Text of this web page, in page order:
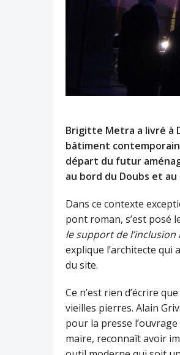
Brigitte Metra a livré à
bâtiment
départ du futur
au bord du Doubs et
Dans ce contexte
pont roman, s’est posé
le support de
explique l’architecte qui
du site.
Ce n’est rien d’écrire
vieilles pierres. Alain
pour la presse
maire, reconnaît avoir